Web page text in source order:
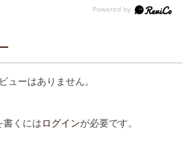
ューはありません。
くにはログインが必要です。